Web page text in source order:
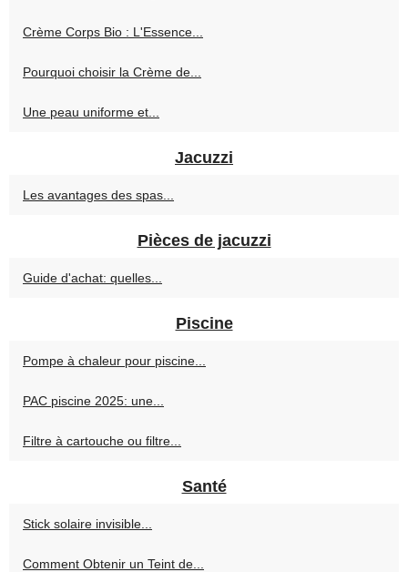
Crème Corps Bio : L'Essence...
Pourquoi choisir la Crème de...
Une peau uniforme et...
Jacuzzi
Les avantages des spas...
Pièces de jacuzzi
Guide d'achat: quelles...
Piscine
Pompe à chaleur pour piscine...
PAC piscine 2025: une...
Filtre à cartouche ou filtre...
Santé
Stick solaire invisible...
Comment Obtenir un Teint de...